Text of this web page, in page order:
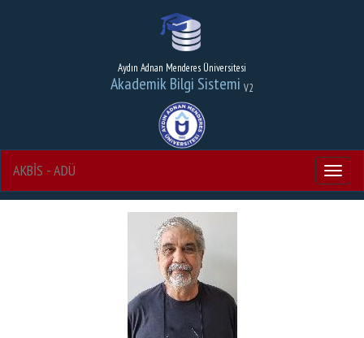
Aydın Adnan Menderes Üniversitesi
Akademik Bilgi Sistemi V2
Menu
AKBİS - ADÜ